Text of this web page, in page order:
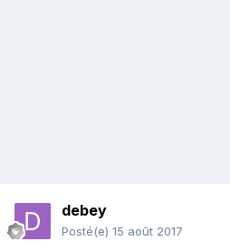
debey
Posté(e) 15 août 2017